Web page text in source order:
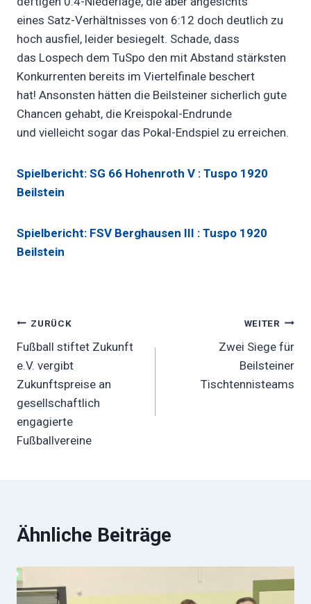
eines Satz-Verhältnisses von 6:12 doch deutlich zu
hoch ausfiel, leider besiegelt. Schade, dass
das Lospech dem TuSpo den mit Abstand stärksten
Konkurrenten bereits im Viertelfinale beschert
hat! Ansonsten hätten die Beilsteiner sicherlich gute
Chancen gehabt, die Kreispokal-Endrunde
und vielleicht sogar das Pokal-Endspiel zu erreichen.
Spielbericht: SG 66 Hohenroth V : Tuspo 1920
Beilstein
Spielbericht: FSV Berghausen III : Tuspo 1920
Beilstein
Beitragsnavigation
ZURÜCK
Fußball stiftet Zukunft
e.V. vergibt
Zukunftspreise an
gesellschaftlich
engagierte
Fußballvereine
WEITER
Zwei Siege für
Beilsteiner
Tischtennisteams
Ähnliche Beiträge